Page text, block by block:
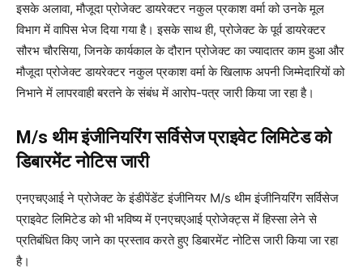
इसके अलावा, मौजूदा प्रोजेक्ट डायरेक्टर नकुल प्रकाश वर्मा को उनके मूल
विभाग में वापिस भेज दिया गया है। इसके साथ ही, प्रोजेक्ट के पूर्व डायरेक्टर
सौरभ चौरसिया, जिनके कार्यकाल के दौरान प्रोजेक्ट का ज्यादातर काम हुआ और
मौजूदा प्रोजेक्ट डायरेक्टर नकुल प्रकाश वर्मा के खिलाफ अपनी जिम्मेदारियों को
निभाने में लापरवाही बरतने के संबंध में आरोप-पत्र जारी किया जा रहा है।
M/s थीम इंजीनियरिंग सर्विसेज प्राइवेट लिमिटेड को
डिबारमेंट नोटिस जारी
एनएचएआई ने प्रोजेक्ट के इंडीपेंडेंट इंजीनियर M/s थीम इंजीनियरिंग सर्विसेज
प्राइवेट लिमिटेड को भी भविष्य में एनएचएआई प्रोजेक्ट्स में हिस्सा लेने से
प्रतिबंधित किए जाने का प्रस्ताव करते हुए डिबारमेंट नोटिस जारी किया जा रहा
है।